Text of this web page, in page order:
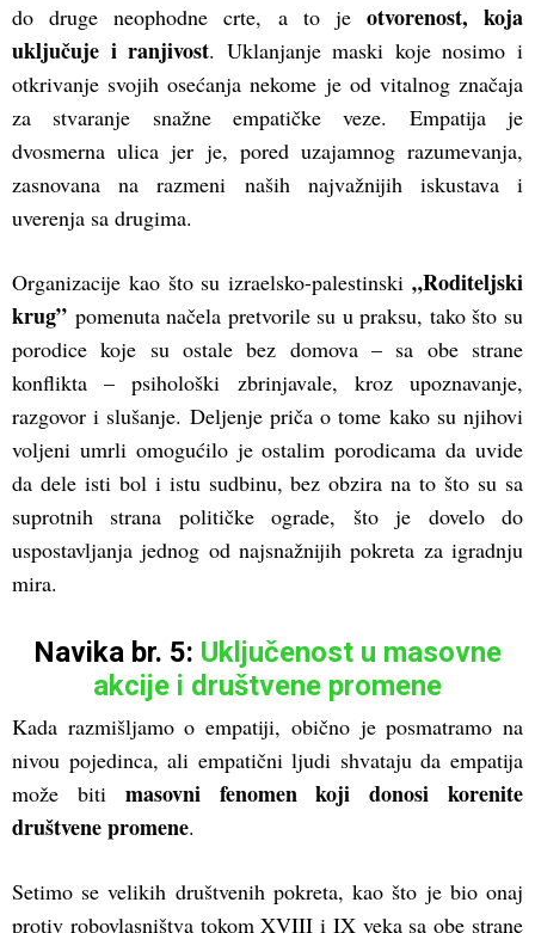
do druge neophodne crte, a to je otvorenost, koja
uključuje i ranjivost. Uklanjanje maski koje nosimo i
otkrivanje svojih osećanja nekome je od vitalnog značaja
za stvaranje snažne empatičke veze. Empatija je
dvosmerna ulica jer je, pored uzajamnog razumevanja,
zasnovana na razmeni naših najvažnijih iskustava i
uverenja sa drugima.
Organizacije kao što su izraelsko-palestinski „Roditeljski
krug” pomenuta načela pretvorile su u praksu, tako što su
porodice koje su ostale bez domova – sa obe strane
konflikta – psihološki zbrinjavale, kroz upoznavanje,
razgovor i slušanje. Deljenje priča o tome kako su njihovi
voljeni umrli omogućilo je ostalim porodicama da uvide
da dele isti bol i istu sudbinu, bez obzira na to što su sa
suprotnih strana političke ograde, što je dovelo do
uspostavljanja jednog od najsnažnijih pokreta za igradnju
mira.
Navika br. 5: Uključenost u masovne
akcije i društvene promene
Kada razmišljamo o empatiji, obično je posmatramo na
nivou pojedinca, ali empatični ljudi shvataju da empatija
može biti masovni fenomen koji donosi korenite
društvene promene.
Setimo se velikih društvenih pokreta, kao što je bio onaj
protiv robovlasništva tokom XVIII i IX veka sa obe strane